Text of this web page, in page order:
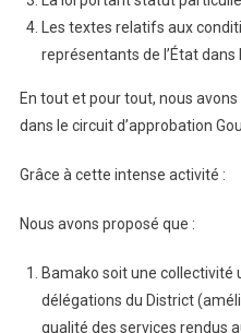
Les textes relatifs aux
représentants de l’État dans
En tout et pour tout, nous
dans le circuit d’approbation
Grâce à cette intense activité :
Nous avons proposé que :
Bamako soit une collectivité
délégations du District
qualité des services rendus